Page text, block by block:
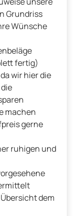
Grundriss
Wünsche
fertig)
wir hier die
machen
gerne
ruhigen und
dem